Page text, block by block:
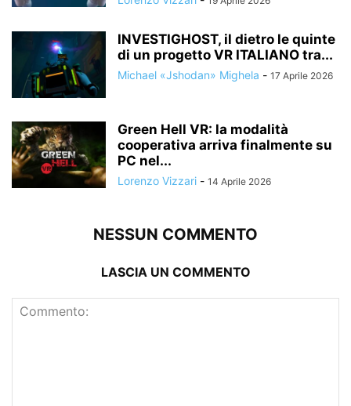
INVESTIGHOST, il dietro le quinte
di un progetto VR ITALIANO tra...
Michael «Jshodan» Mighela - 17 Aprile 2026
Green Hell VR: la modalità
cooperativa arriva finalmente su
PC nel...
Lorenzo Vizzari - 14 Aprile 2026
NESSUN COMMENTO
LASCIA UN COMMENTO